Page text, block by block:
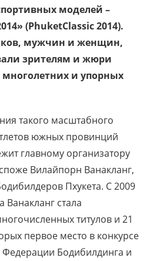
моделей –
(PhuketClassic2014).
мужчин и женщин,
зрителям и жюри
многолетних и упорных
такого масштабного
южных провинций
главному организатору
Вилайпорн Ванакланг,
Пхукета. С 2009
Ванакланг стала
титулов и 21
первое место в конкурсе
Бодибилдинга и